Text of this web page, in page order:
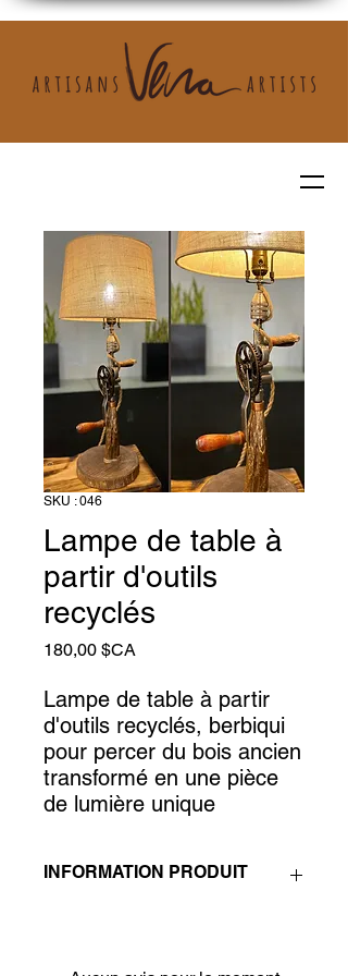
SKU : 046
Lampe de table à
partir d'outils
recyclés
180,00 $CA
Lampe de table à partir
d'outils recyclés, berbiqui
pour percer du bois ancien
transformé en une pièce
de lumière unique
INFORMATION PRODUIT